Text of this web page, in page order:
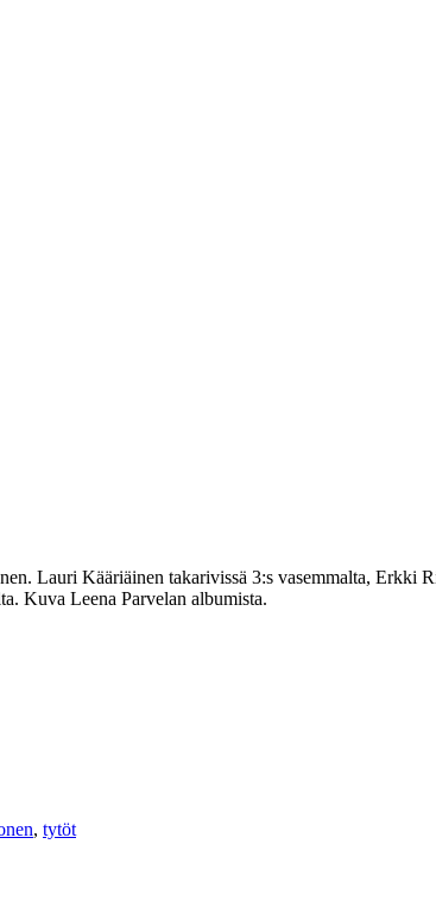
Lauri Kääriäinen takarivissä 3:s vasemmalta, Erkki
Kuva Leena Parvelan albumista.
, tytöt